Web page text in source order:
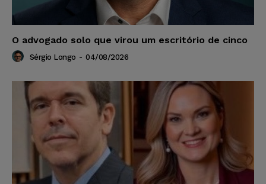
O advogado solo que virou um escritório de cinco
Sérgio Longo - 04/08/2026